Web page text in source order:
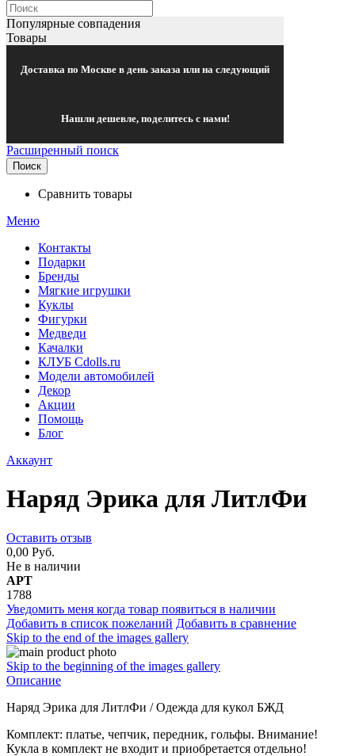
Популярные совпадения
Товары
Доставка по Москве в день заказа или на следующий
Нашли дешевле, поделитесь с нами!
Расширенный поиск
Поиск
Сравнить товары
Меню
Контакты
Подарки
Бренды
Мягкие игрушки
Куклы
Фигурки
Медведи
Качалки
КЛУБ Cdolls.ru
Модели автомобилей
Декор
Акции
Помощь
Блог
Аккаунт
Наряд Эрика для ЛитлФи
Оставить отзыв
0,00 Руб.
Не в наличии
АРТ
1788
Уведомить меня когда товар появиться в наличии
Добавить в список пожеланий Добавить в сравнение
Skip to the end of the images gallery
Skip to the beginning of the images gallery
Описание
Наряд Эрика для ЛитлФи / Одежда для кукол БЖД
Комплект: платье, чепчик, передник, гольфы. Внимание!
Кукла в комплект не входит и приобретается отдельно!